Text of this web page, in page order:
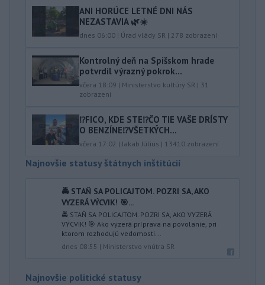
ANI HORÚCE LETNÉ DNI NÁS
NEZASTAVIA 🌿☀️
dnes 06:00 | Úrad vlády SR | 278 zobrazení
Kontrolný deň na Spišskom hrade
potvrdil výrazný pokrok...
včera 18:09 | Ministerstvo kultúry SR | 31
zobrazení
⁉️FICO, KDE STE⁉️ČO TIE VAŠE DRÍSTY
O BENZÍNE⁉️VŠETKÝCH...
včera 17:02 |Jakab Július | 13410 zobrazení
Najnovšie statusy štátnych inštitúcií
🚔 STAŇ SA POLICAJTOM. POZRI SA, AKO
VYZERÁ VÝCVIK! 🎯...
🚔 STAŇ SA POLICAJTOM. POZRI SA, AKO VYZERÁ
VÝCVIK! 🎯 Ako vyzerá príprava na povolanie, pri
ktorom rozhodujú vedomosti...
dnes 08:55 | Ministerstvo vnútra SR
Najnovšie politické statusy